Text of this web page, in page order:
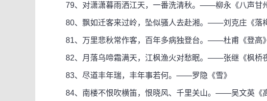
79、对潇潇暮雨洒江天，一番洗清秋。——柳永《八声甘州
80、飘如迁客来过岭，坠似骚人去赴湘。——刘克庄《落
81、万里悲秋常作客，百年多病独登台。——杜甫《登高》
82、月落乌啼霜满天，江枫渔火对愁眠。——张继《枫桥
83、尽道丰年瑞，丰年事若何。——罗隐《雪》
84、南楼不恨吹横笛，恨晓风、千里关山。——吴文英《高